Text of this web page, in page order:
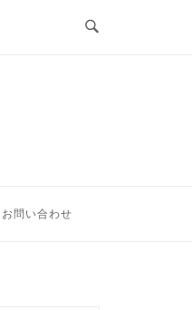
お問い合わせ